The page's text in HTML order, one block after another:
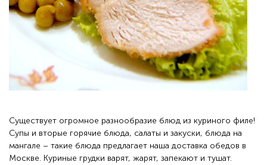
Существует огромное разнообразие блюд из куриного филе!
Супы и вторые горячие блюда, салаты и закуски, блюда на
мангале – такие блюда предлагает наша доставка обедов в
Москве. Куриные грудки варят, жарят, запекают и тушат.